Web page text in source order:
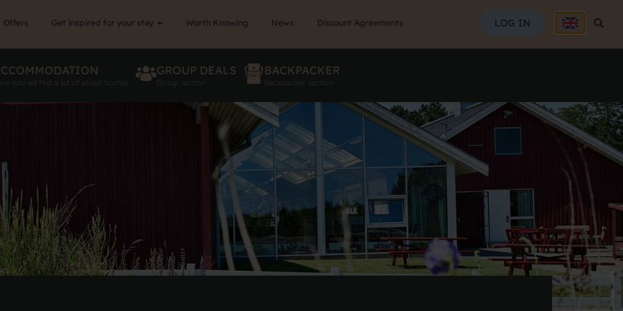
LOG IN
Offers Get inspired for your stay Worth Knowing News Discount Agreements
you will find a list of all our hostels
GROUP DEALS
Group section
BACKPACKER
Backpacker section